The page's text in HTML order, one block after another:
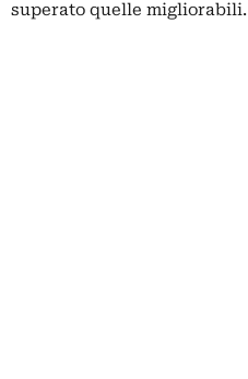
superato quelle migliorabili.